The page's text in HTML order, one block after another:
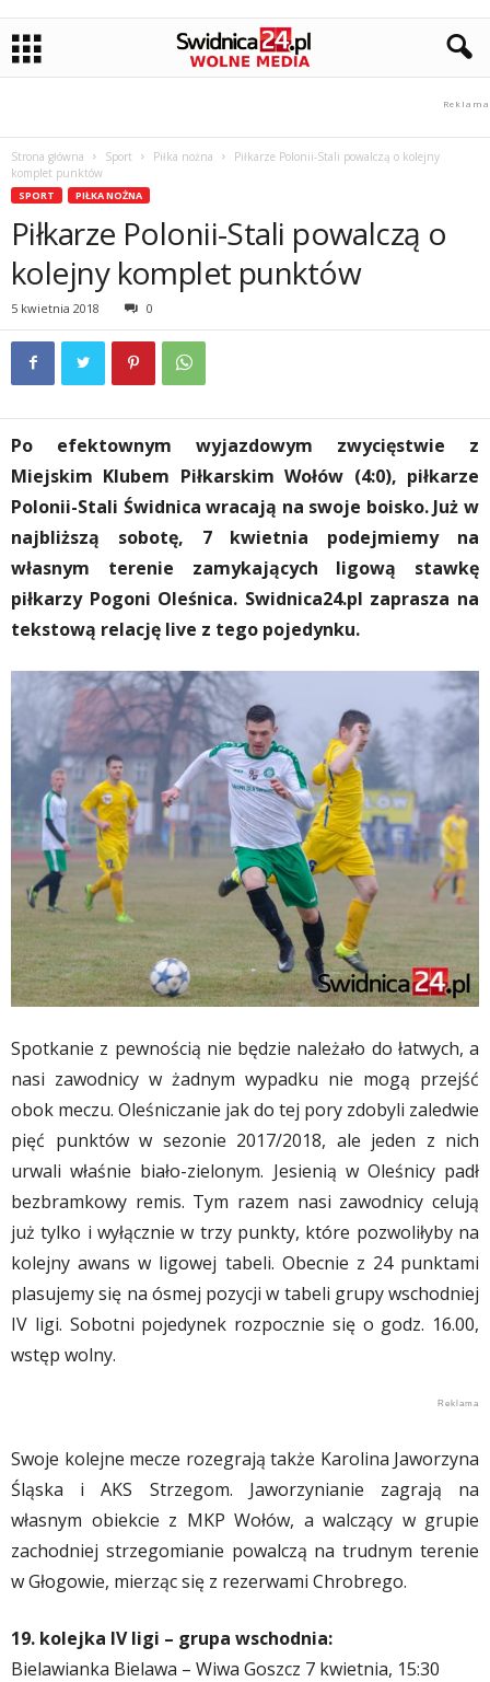
Strona główna Sport Piłka nożna
Piłkarze Polonii-Stali powalczą o kolejny
komplet punktów
SPORT PIŁKA NOŻNA
Piłkarze Polonii-Stali powalczą o
kolejny komplet punktów
5 kwietnia 2018 0
Po efektownym wyjazdowym zwycięstwie z
Miejskim Klubem Piłkarskim Wołów (4:0), piłkarze
Polonii-Stali Świdnica wracają na swoje boisko. Już w
najbliższą sobotę, 7 kwietnia podejmiemy na
własnym terenie zamykających ligową stawkę
piłkarzy Pogoni Oleśnica. Swidnica24.pl zaprasza na
tekstową relację live z tego pojedynku.
Spotkanie z pewnością nie będzie należało do łatwych, a
nasi zawodnicy w żadnym wypadku nie mogą przejść
obok meczu. Oleśniczanie jak do tej pory zdobyli zaledwie
pięć punktów w sezonie 2017/2018, ale jeden z nich
urwali właśnie biało-zielonym. Jesienią w Oleśnicy padł
bezbramkowy remis. Tym razem nasi zawodnicy celują
już tylko i wyłącznie w trzy punkty, które pozwoliłyby na
kolejny awans w ligowej tabeli. Obecnie z 24 punktami
plasujemy się na ósmej pozycji w tabeli grupy wschodniej
IV ligi. Sobotni pojedynek rozpocznie się o godz. 16.00,
wstęp wolny.
Swoje kolejne mecze rozegrają także Karolina Jaworzyna
Śląska i AKS Strzegom. Jaworzynianie zagrają na
własnym obiekcie z MKP Wołów, a walczący w grupie
zachodniej strzegomianie powalczą na trudnym terenie
w Głogowie, mierząc się z rezerwami Chrobrego.
19. kolejka IV ligi – grupa wschodnia:
Bielawianka Bielawa – Wiwa Goszcz 7 kwietnia, 15:30